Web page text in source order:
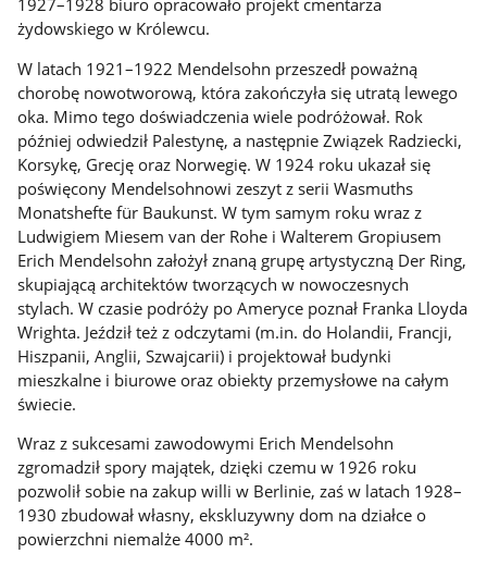
żydowskiego w Królewcu.
W latach 1921–1922 Mendelsohn przeszedł poważną
chorobę nowotworową, która zakończyła się utratą lewego
oka. Mimo tego doświadczenia wiele podróżował. Rok
później odwiedził Palestynę, a następnie Związek Radziecki,
Korsykę, Grecję oraz Norwegię. W 1924 roku ukazał się
poświęcony Mendelsohnowi zeszyt z serii Wasmuths
Monatshefte für Baukunst. W tym samym roku wraz z
Ludwigiem Miesem van der Rohe i Walterem Gropiusem
Erich Mendelsohn założył znaną grupę artystyczną Der Ring,
skupiającą architektów tworzących w nowoczesnych
stylach. W czasie podróży po Ameryce poznał Franka Lloyda
Wrighta. Jeździł też z odczytami (m.in. do Holandii, Francji,
Hiszpanii, Anglii, Szwajcarii) i projektował budynki
mieszkalne i biurowe oraz obiekty przemysłowe na całym
świecie.
Wraz z sukcesami zawodowymi Erich Mendelsohn
zgromadził spory majątek, dzięki czemu w 1926 roku
pozwolił sobie na zakup willi w Berlinie, zaś w latach 1928–
1930 zbudował własny, ekskluzywny dom na działce o
powierzchni niemalże 4000 m².